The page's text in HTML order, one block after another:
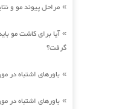
» مراحل پیوند مو و
»آیا برای کاشت مو
گرفت؟
» باورهای اشتباه
» باورهای اشتباه